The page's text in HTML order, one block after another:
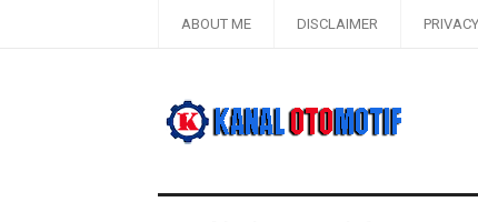
ABOUT ME DISCLAIMER PRIVACY